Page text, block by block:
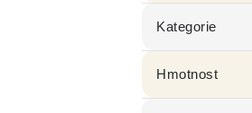
Kategorie
Hmotnost